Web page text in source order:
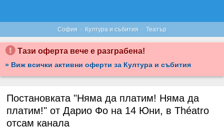
София · Култура и събития · Театър
Тази оферта вече е разграбена!
» Виж всички активни оферти за Култура и събития
Постановката "Няма да платим! Няма да
платим!" от Дарио Фо на 14 Юни, в Théatro
отсам канала